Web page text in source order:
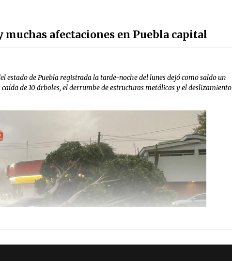
afectaciones en Puebla capital
estado de Puebla registrada la tarde-noche del lunes dejó como saldo un
de 10 árboles, el derrumbe de estructuras metálicas y el deslizamiento